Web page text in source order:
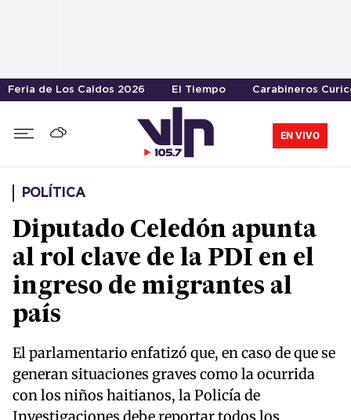
Feria de Los Caldos 2026 El Tiempo Carabineros
EN VIVO
POLÍTICA
Diputado Celedón apunta
al rol clave de la PDI en el
ingreso de migrantes al
país
El parlamentario enfatizó que, en caso de que se
generan situaciones graves como la ocurrida
con los niños haitianos, la Policía de